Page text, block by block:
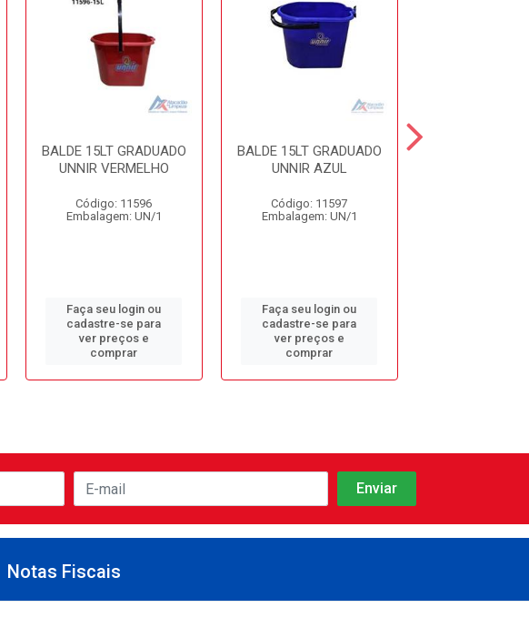
BALDE 15LT GRADUADO
UNNIR VERMELHO
Código: 11596
Embalagem: UN/1
Faça seu login ou
cadastre-se para
ver preços e
comprar
BALDE 15LT GRADUADO
UNNIR AZUL
Código: 11597
Embalagem: UN/1
Faça seu login ou
cadastre-se para
ver preços e
comprar
Notas Fiscais